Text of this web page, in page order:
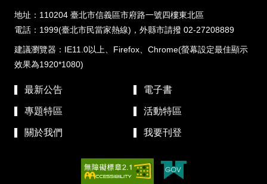
地址：110204 臺北市信義區市府路一號四樓東北區
電話：1999(臺北市民當家熱線)，外縣市請撥 02-27208889
建議瀏覽器：IE11.0以上、Firefox、Chrome(螢幕設定最佳顯示
效果為1920*1080)
最新公告 電子書
專題特區 活動特區
關於我們 我要刊登